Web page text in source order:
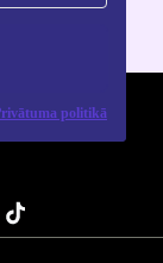
politikā